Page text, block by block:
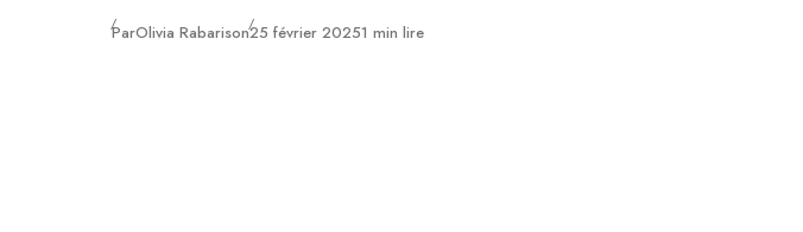
ParOlivia RabarisonPublié
25 février 20251 min lire